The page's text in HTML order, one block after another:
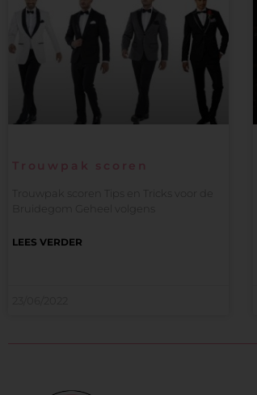
Trouwpak scoren
Trouwpak scoren Tips en Tricks voor de
LEES VERDER